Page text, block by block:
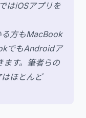
はiOSアプリを
方もMacBook
でもAndroidア
ます。筆者らの
ほとんど